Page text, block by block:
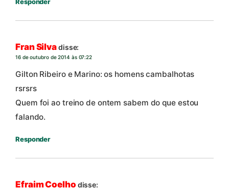
Fran Silvadisse:
16 de outubro de 2014 às 07:22
Gilton Ribeiro e Marino: os homens cambalhotas
rsrsrs
Quem foi ao treino de ontem sabem do que estou
falando.
Responder
Efraim Coelho disse: